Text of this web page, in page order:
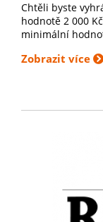
Chtěli byste
hodnotě 2 000
minimální
Zobrazit více